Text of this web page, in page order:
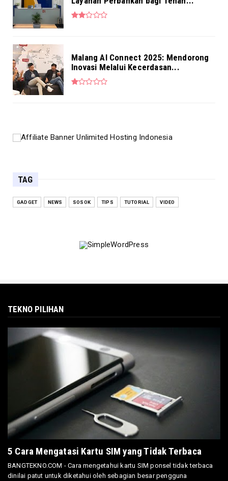
Malang AI Connect 2025: Mendorong
Inovasi Melalui Kecerdasan...
TAG
GADGET NEWS SOSOK TIPS TUTORIAL VIDEO
TEKNO PILIHAN
5 Cara Mengatasi Kartu SIM yang Tidak Terbaca
BANGTEKNO.COM - Cara mengetahui kartu SIM ponsel tidak terbaca
dinilai patut untuk diketahui oleh sebagian besar pengguna